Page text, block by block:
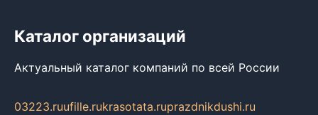
Каталог организаций
Актуальный каталог компаний по всей России
03223.ruufille.rukrasotata.ruprazdnikdushi.ru